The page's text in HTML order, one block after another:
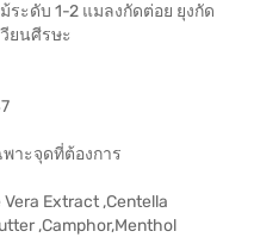
ะดับ 1-2 แมลงกัดต่อย ยุงกัด
ยนศีรษะ
าะจุดที่ต้องการ
Extract ,Centella
,Camphor,Menthol